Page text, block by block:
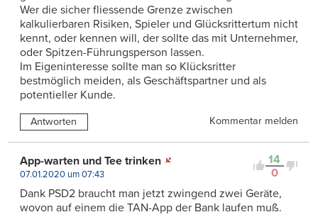
Wer die sicher fliessende Grenze zwischen
kalkulierbaren Risiken, Spieler und Glücksrittertum nicht
kennt, oder kennen will, der sollte das mit Unternehmer,
oder Spitzen-Führungsperson lassen.
Im Eigeninteresse sollte man so Klücksritter
bestmöglich meiden, als Geschäftspartner und als
potentieller Kunde.
Antworten Kommentar melden
14
0
App-warten und Tee trinken
07.01.2020 um 07:43
Dank PSD2 braucht man jetzt zwingend zwei Geräte,
wovon auf einem die TAN-App der Bank laufen muß.